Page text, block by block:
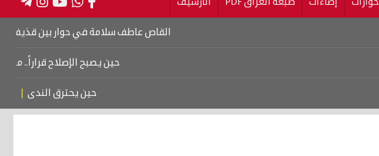
حوارات إضاءات طبعة العراق PDF الأرشيف
القاص عاطف سلامة في حوار بين قذيفتين | كتاب
حين يصبح الإصلاح قراراً.. من
حين يحترق الندى | تشييع